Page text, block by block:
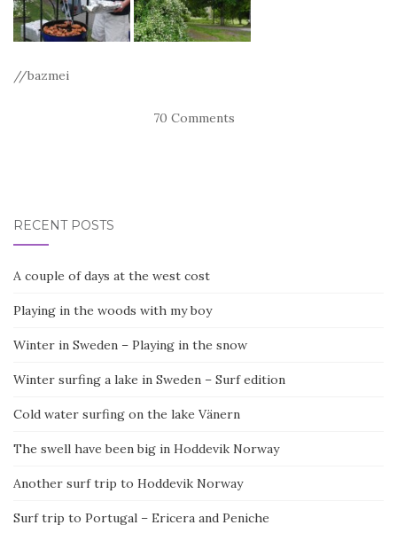
//bazmei
70 Comments
RECENT POSTS
A couple of days at the west cost
Playing in the woods with my boy
Winter in Sweden – Playing in the snow
Winter surfing a lake in Sweden – Surf edition
Cold water surfing on the lake Vänern
The swell have been big in Hoddevik Norway
Another surf trip to Hoddevik Norway
Surf trip to Portugal – Ericera and Peniche